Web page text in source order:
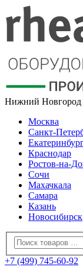
Нижний Новгород
Москва
Санкт-
Краснодар
Ростов-на-
Сочи
Махачкала
Самара
Казань
Новосибирск
+7 (499) 745-60-92